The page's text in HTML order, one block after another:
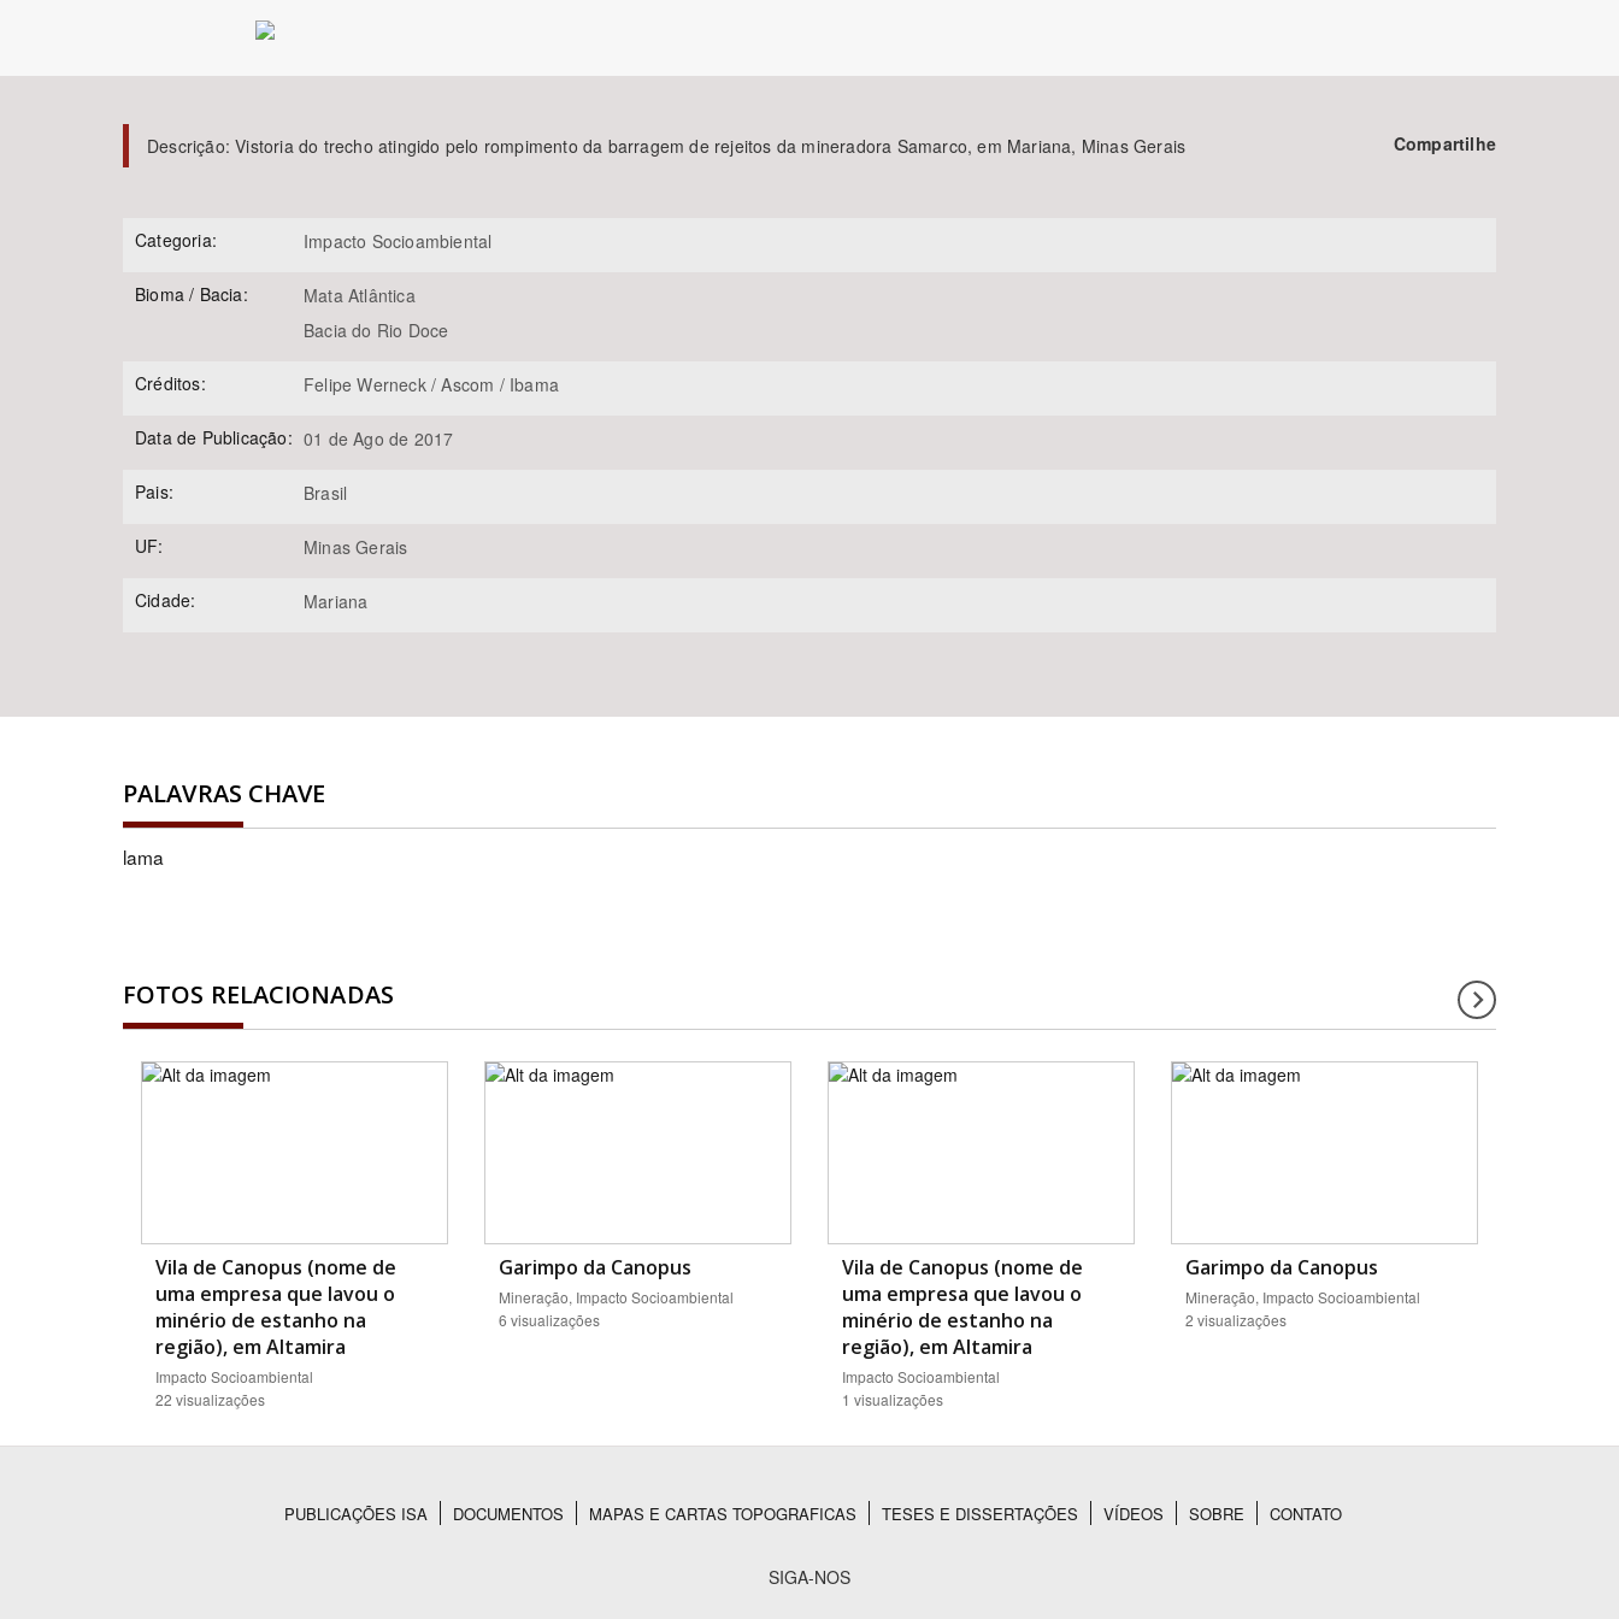
Descrição:Vistoria do trecho atingido pelo rompimento da barragem de rejeitos da mineradora Samarco, em Mariana, Minas Gerais Compartilhe
Categoria: Impacto Socioambiental
Bioma / Bacia:
Mata Atlântica
Bacia do Rio Doce
Créditos: Felipe Werneck / Ascom / Ibama
Data de Publicação: 01 de Ago de 2017
Pais: Brasil
UF: Minas Gerais
Cidade: Mariana
PALAVRAS CHAVE
lama
FOTOS RELACIONADAS
Vila de Canopus (nome de
uma empresa que lavou o
minério de estanho na
região), em Altamira
Impacto Socioambiental
22 visualizações
Garimpo da Canopus
Mineração, Impacto Socioambiental
6 visualizações
Vila de Canopus (nome de
uma empresa que lavou o
minério de estanho na
região), em Altamira
Impacto Socioambiental
1 visualizações
Garimpo da Canopus
Mineração, Impacto Socioambiental
2 visualizações
PUBLICAÇÕES ISA DOCUMENTOS MAPAS E CARTAS TOPOGRAFICAS TESES E DISSERTAÇÕES VÍDEOS SOBRE CONTATO
SIGA-NOS